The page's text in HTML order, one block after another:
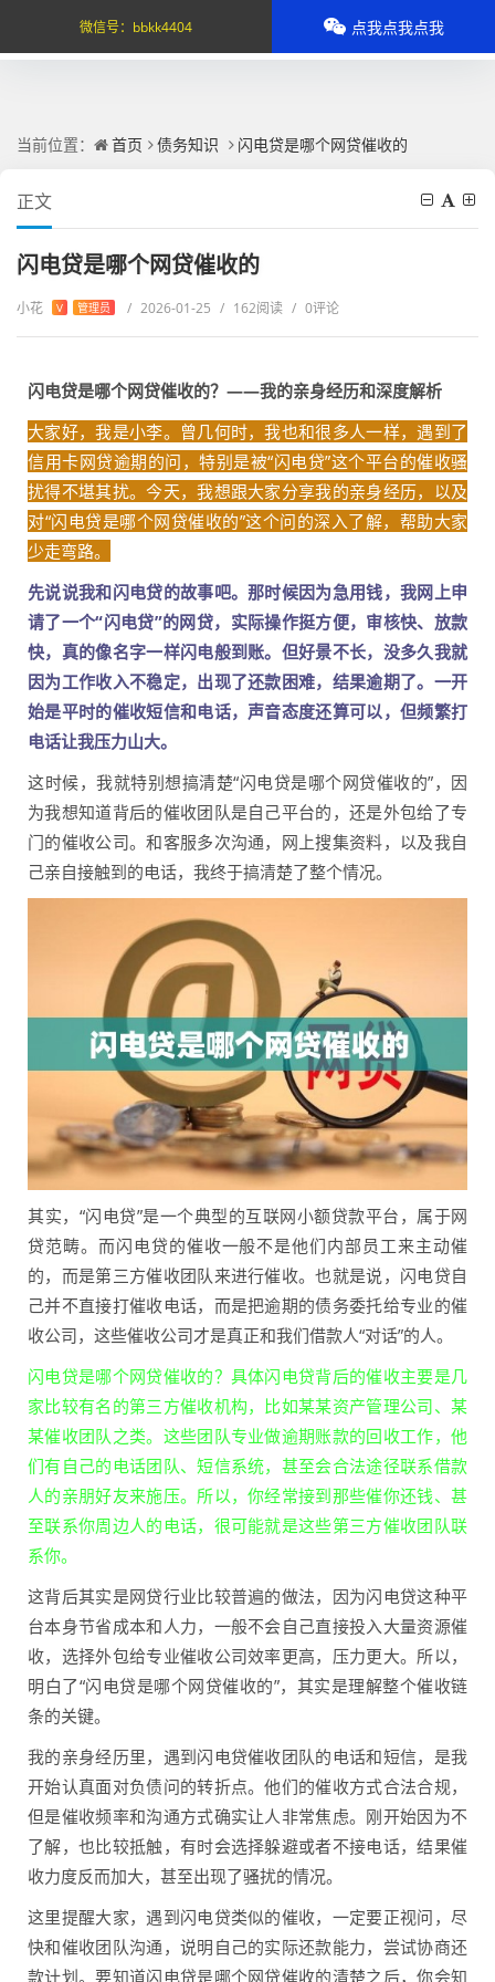
当前位置： 首页 债务知识 闪电贷是哪个网贷催收的
正文
闪电贷是哪个网贷催收的
小花 V 管理员 / 2026-01-25 / 162阅读 / 0评论
闪电贷是哪个网贷催收的？——我的亲身经历和深度解析
大家好，我是小李。曾几何时，我也和很多人一样，遇到了
信用卡网贷逾期的问，特别是被“闪电贷”这个平台的催收骚
扰得不堪其扰。今天，我想跟大家分享我的亲身经历，以及
对“闪电贷是哪个网贷催收的”这个问的深入了解，帮助大家
少走弯路。
先说说我和闪电贷的故事吧。那时候因为急用钱，我网上申
请了一个“闪电贷”的网贷，实际操作挺方便，审核快、放款
快，真的像名字一样闪电般到账。但好景不长，没多久我就
因为工作收入不稳定，出现了还款困难，结果逾期了。一开
始是平时的催收短信和电话，声音态度还算可以，但频繁打
电话让我压力山大。
这时候，我就特别想搞清楚“闪电贷是哪个网贷催收的”，因
为我想知道背后的催收团队是自己平台的，还是外包给了专
门的催收公司。和客服多次沟通，网上搜集资料，以及我自
己亲自接触到的电话，我终于搞清楚了整个情况。
其实，“闪电贷”是一个典型的互联网小额贷款平台，属于网
贷范畴。而闪电贷的催收一般不是他们内部员工来主动催
的，而是第三方催收团队来进行催收。也就是说，闪电贷自
己并不直接打催收电话，而是把逾期的债务委托给专业的催
收公司，这些催收公司才是真正和我们借款人“对话”的人。
闪电贷是哪个网贷催收的？具体闪电贷背后的催收主要是几
家比较有名的第三方催收机构，比如某某资产管理公司、某
某催收团队之类。这些团队专业做逾期账款的回收工作，他
们有自己的电话团队、短信系统，甚至会合法途径联系借款
人的亲朋好友来施压。所以，你经常接到那些催你还钱、甚
至联系你周边人的电话，很可能就是这些第三方催收团队联
系你。
这背后其实是网贷行业比较普遍的做法，因为闪电贷这种平
台本身节省成本和人力，一般不会自己直接投入大量资源催
收，选择外包给专业催收公司效率更高，压力更大。所以，
明白了“闪电贷是哪个网贷催收的”，其实是理解整个催收链
条的关键。
我的亲身经历里，遇到闪电贷催收团队的电话和短信，是我
开始认真面对负债问的转折点。他们的催收方式合法合规，
但是催收频率和沟通方式确实让人非常焦虑。刚开始因为不
了解，也比较抵触，有时会选择躲避或者不接电话，结果催
收力度反而加大，甚至出现了骚扰的情况。
这里提醒大家，遇到闪电贷类似的催收，一定要正视问，尽
快和催收团队沟通，说明自己的实际还款能力，尝试协商还
款计划。要知道闪电贷是哪个网贷催收的清楚之后，你会知
微信号： bbkk4404 点我点我点我